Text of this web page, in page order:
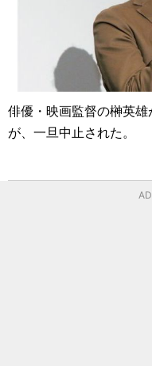
俳優・映画監督の榊英
が、一旦中止された。